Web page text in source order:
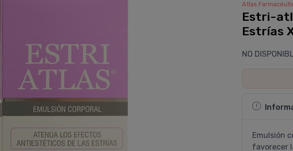
Atlas
Estri-
Estrí­as
NO
Emulsión
favorecer